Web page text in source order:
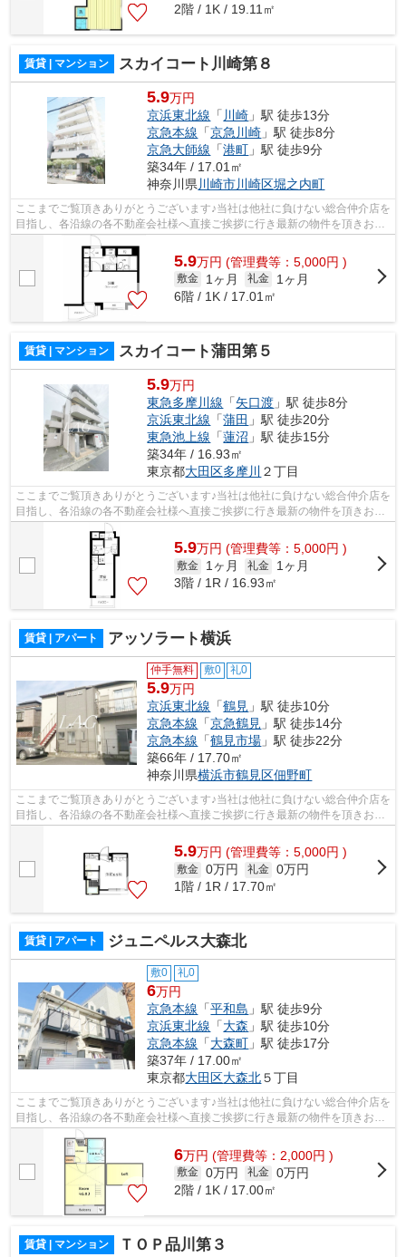
2階 / 1K / 19.11㎡
賃貸 | マンション スカイコート川崎第８
5.9万円
京浜東北線 「 川崎 」駅 徒歩13分
京急本線 「京急川崎 」駅 徒歩8分
京急大師線 「港町 」駅 徒歩9分
築34年 / 17.01㎡
神奈川県 川崎市川崎区堀之内町
ここまでご覧頂きありがとうございます♪当社は他社に負けない総合仲介店を
目指し、各沿線の各不動産会社様へ直接ご挨拶に行き最新の物件を頂きお客
様へ提供しております！最新の情報は...
5.9万円 (管理費等：5,000円 )
敷金 1ヶ月 礼金
1ヶ月
6階 / 1K / 17.01㎡
賃貸 | マンション スカイコート蒲田第５
5.9万円
東急多摩川線 「矢口渡 」駅 徒歩8分
京浜東北線 「蒲田 」駅 徒歩20分
東急池上線 「蓮沼 」駅 徒歩15分
築34年 / 16.93㎡
東京都大田区多摩川 ２丁目
ここまでご覧頂きありがとうございます♪当社は他社に負けない総合仲介店を
目指し、各沿線の各不動産会社様へ直接ご挨拶に行き最新の物件を頂きお客
様へ提供しております！最新の情報は...
5.9万円 (管理費等：5,000円 )
敷金 1ヶ月 礼金
1ヶ月
3階 / 1R / 16.93㎡
賃貸 | アパート アッソラート横浜
仲手無料 敷0 礼0
5.9万円
京浜東北線 「鶴見 」駅 徒歩10分
京急本線 「京急鶴見 」駅 徒歩14分
京急本線 「鶴見市場 」駅 徒歩22分
築66年 / 17.70㎡
神奈川県横浜市鶴見区佃野町
ここまでご覧頂きありがとうございます♪当社は他社に負けない総合仲介店を
目指し、各沿線の各不動産会社様へ直接ご挨拶に行き最新の物件を頂きお客
様へ提供しております！最新の情報は...
5.9万円 (管理費等：5,000円 )
敷金 0万円 礼金 0万円
1階 / 1R / 17.70㎡
賃貸 | アパート ジュニペルス大森北
敷0 礼0
6万円
京急本線 「平和島 」駅 徒歩9分
京浜東北線 「大森 」駅 徒歩10分
京急本線 「大森町 」駅 徒歩17分
築37年 / 17.00㎡
東京都大田区大森北５丁目
ここまでご覧頂きありがとうございます♪当社は他社に負けない総合仲介店を
目指し、各沿線の各不動産会社様へ直接ご挨拶に行き最新の物件を頂きお客
様へ提供しております！最新の情報は...
6万円 (管理費等：2,000円 )
敷金 0万円 礼金 0万円
2階 / 1K / 17.00㎡
賃貸 | マンション ＴＯＰ品川第３